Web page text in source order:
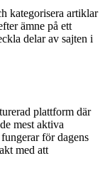
kategorisera artiklar
ämne på ett
delar av sajten i
plattform där
mest aktiva
för dagens
med att